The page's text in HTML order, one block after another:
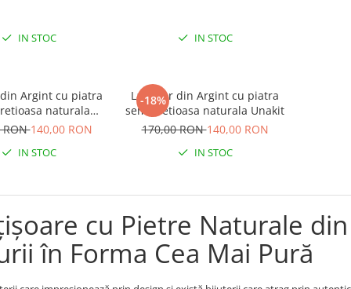
IN STOC IN STOC
Argint cu piatra
naturala
Sodalit
RON140,00 RON
IN STOC
-18%
Lantisor din Argint cu piatra
semipretioasa naturala Unakit
170,00 RON140,00 RON
IN STOC
cu Pietre Naturale
în Forma Cea Mai Pură